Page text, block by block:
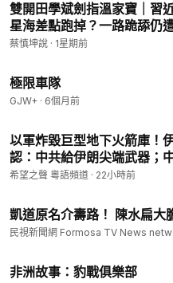
雙開田學斌劍指溫家寶｜習
星海差點跑掉？一路跪舔
1157期）#熱門話題
蔡慎坤說 · 1星期前
極限車隊
GJW+ · 6個月前
以軍炸毀巨型地下火箭庫！
認：中共給伊朗尖端武器；
朝鮮導彈部隊秘入俄國【北美
希望之聲 粵語頻道 · 22小時前
凱道原名介壽路！ 陳水扁大
民視新聞網 Formosa TV News
非洲故事：豹戰俱樂部